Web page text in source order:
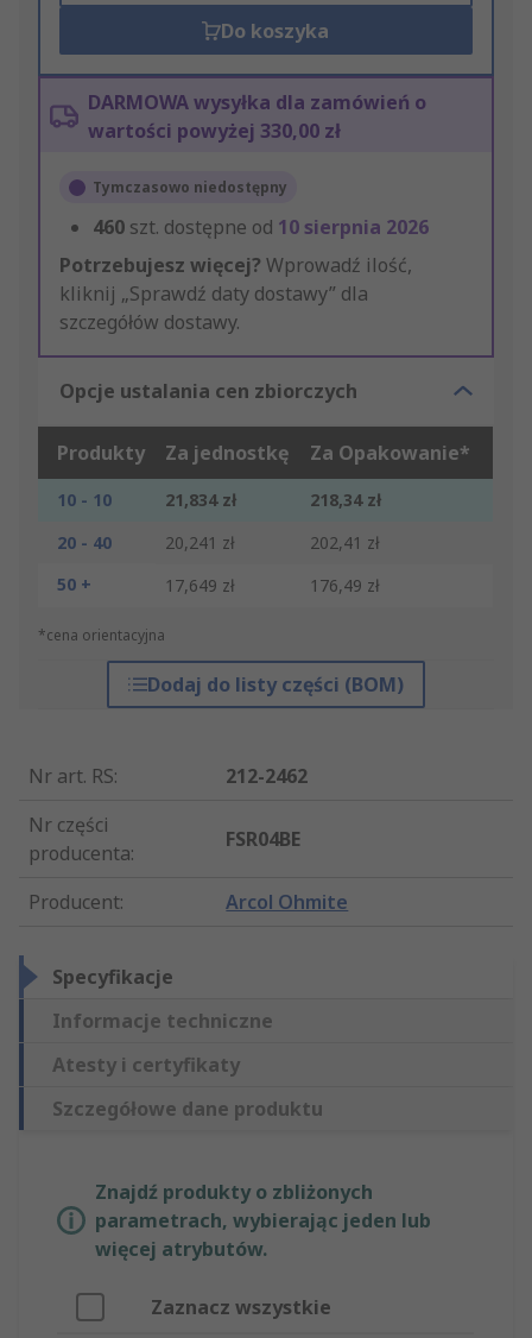
Do koszyka
DARMOWA wysyłka dla zamówień o
wartości powyżej 330,00 zł
Tymczasowo niedostępny
460 szt. dostępne od 10 sierpnia 2026
Potrzebujesz więcej? Wprowadź ilość,
kliknij „Sprawdź daty dostawy” dla
szczegółów dostawy.
Opcje ustalania cen zbiorczych
Produkty Za jednostkę Za Opakowanie*
10 - 10 21,834 zł
218,34 zł
20 - 40
20,241 zł
202,41 zł
50 +
17,649 zł 176,49 zł
*cena orientacyjna
Dodaj do listy części (BOM)
Nr art. RS:
212-2462
Nr części
producenta:
FSR04BE
Producent: Arcol Ohmite
Specyfikacje
Informacje techniczne
Atesty i certyfikaty
Szczegółowe dane produktu
Znajdź produkty o zbliżonych
parametrach, wybierając jeden lub
więcej atrybutów.
Zaznacz wszystkie